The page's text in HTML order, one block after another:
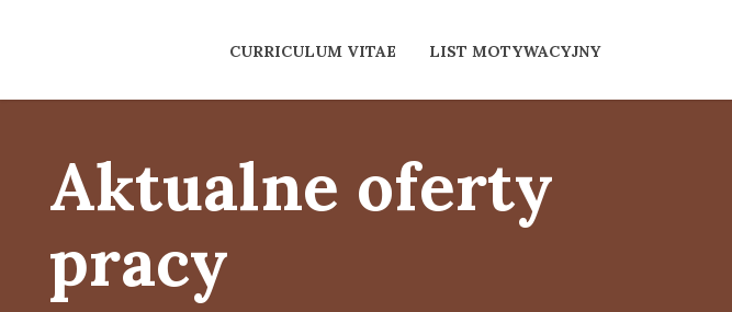
CURRICULUM VITAE LIST MOTYWACYJNY
Aktualne oferty
pracy